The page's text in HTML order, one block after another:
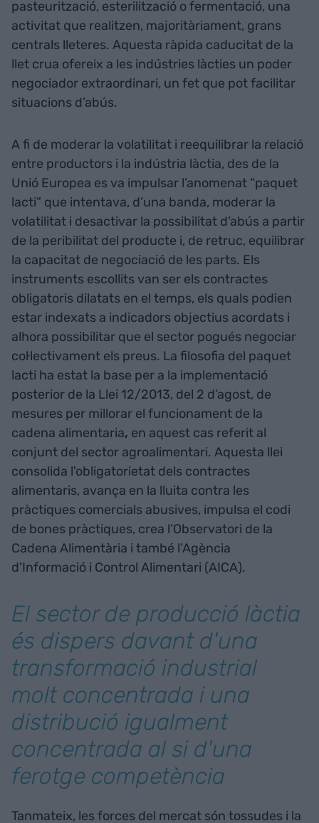
pasteurització, esterilització o fermentació, una
activitat que realitzen, majoritàriament, grans
centrals lleteres. Aquesta ràpida caducitat de la
llet crua ofereix a les indústries làcties un poder
negociador extraordinari, un fet que pot facilitar
situacions d’abús.
A fi de moderar la volatilitat i reequilibrar la relació
entre productors i la indústria làctia, des de la
Unió Europea es va impulsar l’anomenat “paquet
lacti” que intentava, d’una banda, moderar la
volatilitat i desactivar la possibilitat d’abús a partir
de la peribilitat del producte i, de retruc, equilibrar
la capacitat de negociació de les parts. Els
instruments escollits van ser els contractes
obligatoris dilatats en el temps, els quals podien
estar indexats a indicadors objectius acordats i
alhora possibilitar que el sector pogués negociar
col·lectivament els preus. La filosofia del paquet
lacti ha estat la base per a la implementació
posterior de la Llei 12/2013, del 2 d’agost, de
mesures per millorar el funcionament de la
cadena alimentaria, en aquest cas referit al
conjunt del sector agroalimentari. Aquesta llei
consolida l'obligatorietat dels contractes
alimentaris, avança en la lluita contra les
pràctiques comercials abusives, impulsa el codi
de bones pràctiques, crea l’Observatori de la
Cadena Alimentària i també l’Agència
d'Informació i Control Alimentari (AICA).
El sector de producció làctia
és dispers davant d'una
transformació industrial
molt concentrada i una
distribució igualment
concentrada al si d'una
ferotge competència
Tanmateix, les forces del mercat són tossudes i la